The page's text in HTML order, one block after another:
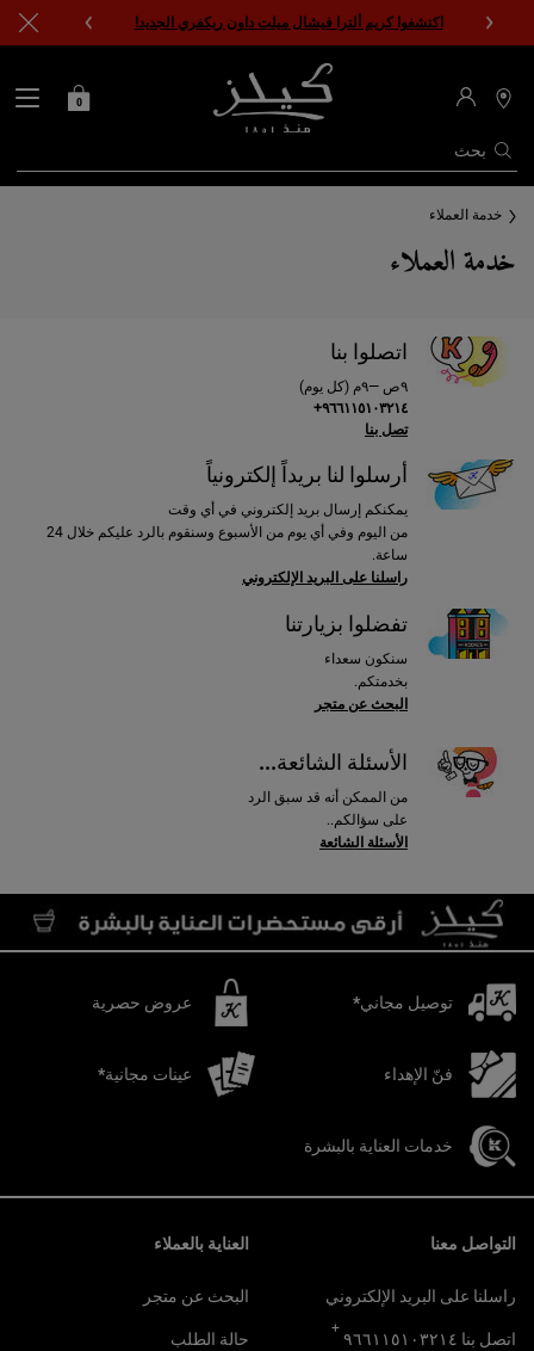
اكتشفوا كريم ألترا فيشال ميلت داون ريكفري الجديد!
بحث
محدد
المتاجر
حقيبتي
0
خدمة العملاء
خدمة العملاء
اتصلوا بنا
٩ص —٩م (كل يوم)
٩٦٦١١٥١٠٣٢١٤+
تصل بنا
أرسلوا لنا بريداً إلكترونياً
يمكنكم إرسال بريد إلكتروني في أي وقت
من اليوم وفي أي يوم من الأسبوع وسنقوم بالرد عليكم خلال 24
ساعة.
راسلنا على البريد الإلكتروني
تفضلوا بزيارتنا
سنكون سعداء
بخدمتكم.
البحث عن متجر
الأسئلة الشائعة...
من الممكن أنه قد سبق الرد
على سؤالكم..
الأسئلة الشائعة
توصيل مجاني* عروض حصرية
فنّ الإهداء عينات مجانية*
خدمات العناية بالبشرة
التواصل معنا
راسلنا على البريد الإلكتروني
اتصل بنا ٩٦٦١١٥١٠٣٢١٤
+
العناية بالعملاء
البحث عن متجر
حالة الطلب